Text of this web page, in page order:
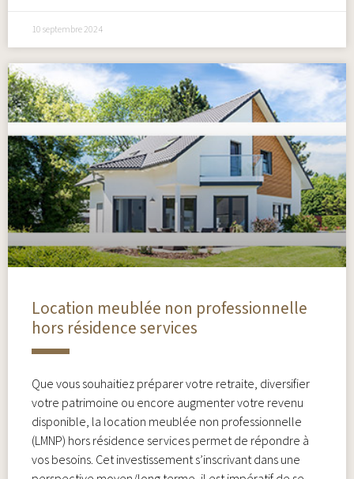
10 septembre 2024
Location meublée non professionnelle
hors résidence services
Que vous souhaitiez préparer votre retraite, diversifier
votre patrimoine ou encore augmenter votre revenu
disponible, la location meublée non professionnelle
(LMNP) hors résidence services permet de répondre à
vos besoins. Cet investissement s’inscrivant dans une